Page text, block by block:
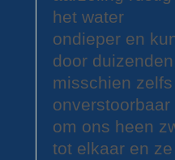
het water
ondieper en
door
misschien
onverstoorbaar
om ons heen
tot elkaar en ze